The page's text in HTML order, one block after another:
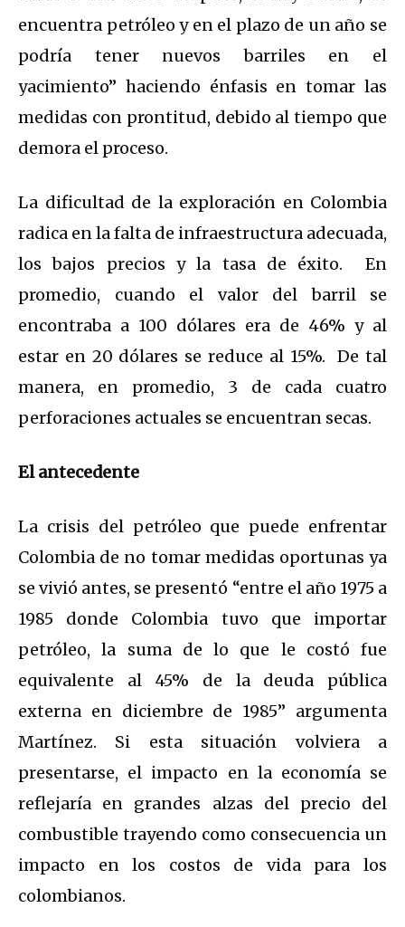
encuentra petróleo y en el plazo de un año se
podría tener nuevos barriles en el
yacimiento” haciendo énfasis en tomar las
medidas con prontitud, debido al tiempo que
demora el proceso.
La dificultad de la exploración en Colombia
radica en la falta de infraestructura adecuada,
los bajos precios y la tasa de éxito. En
promedio, cuando el valor del barril se
encontraba a 100 dólares era de 46% y al
estar en 20 dólares se reduce al 15%. De tal
manera, en promedio, 3 de cada cuatro
perforaciones actuales se encuentran secas.
El antecedente
La crisis del petróleo que puede enfrentar
Colombia de no tomar medidas oportunas ya
se vivió antes, se presentó “entre el año 1975 a
1985 donde Colombia tuvo que importar
petróleo, la suma de lo que le costó fue
equivalente al 45% de la deuda pública
externa en diciembre de 1985” argumenta
Martínez. Si esta situación volviera a
presentarse, el impacto en la economía se
reflejaría en grandes alzas del precio del
combustible trayendo como consecuencia un
impacto en los costos de vida para los
colombianos.